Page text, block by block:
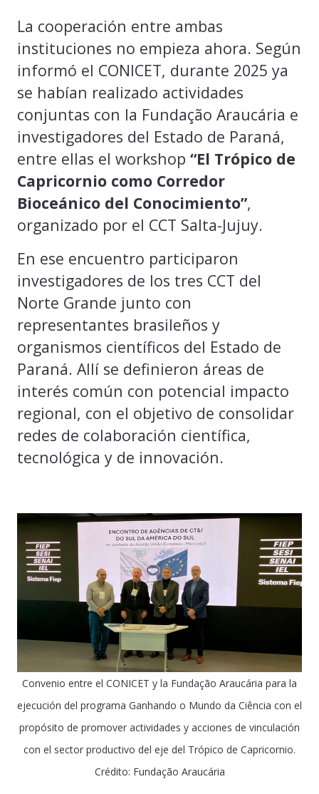
La cooperación entre ambas
instituciones no empieza ahora. Según
informó el CONICET, durante 2025 ya
se habían realizado actividades
conjuntas con la Fundação Araucária e
investigadores del Estado de Paraná,
entre ellas el workshop “El Trópico de
Capricornio como Corredor
Bioceánico del Conocimiento”,
organizado por el CCT Salta-Jujuy.
En ese encuentro participaron
investigadores de los tres CCT del
Norte Grande junto con
representantes brasileños y
organismos científicos del Estado de
Paraná. Allí se definieron áreas de
interés común con potencial impacto
regional, con el objetivo de consolidar
redes de colaboración científica,
tecnológica y de innovación.
Convenio entre el CONICET y la Fundação Araucária para la
ejecución del programa Ganhando o Mundo da Ciência con el
propósito de promover actividades y acciones de vinculación
con el sector productivo del eje del Trópico de Capricornio.
Crédito: Fundação Araucária